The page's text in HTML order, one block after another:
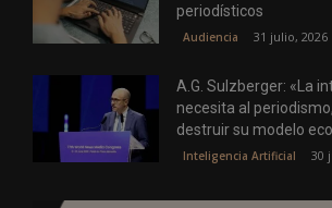
periodísticos
Audiencia 31 julio, 2026
A.G. Sulzberger: «La
necesita al
destruir su modelo
Inteligencia Artificial 30